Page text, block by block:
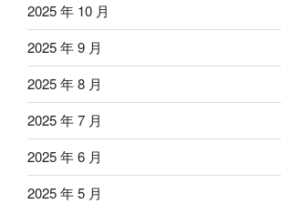
2025 年 10 月
2025 年 9 月
2025 年 8 月
2025 年 7 月
2025 年 6 月
2025 年 5 月